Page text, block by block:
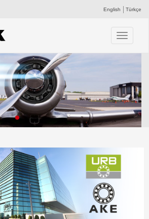
English Türkçe
Toggle